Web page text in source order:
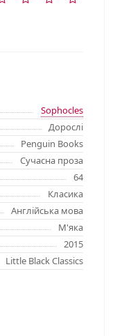
Sophocles
Дорослі
Penguin Books
Сучасна проза
64
Класика
Англійська мова
М'яка
2015
Little Black Classics